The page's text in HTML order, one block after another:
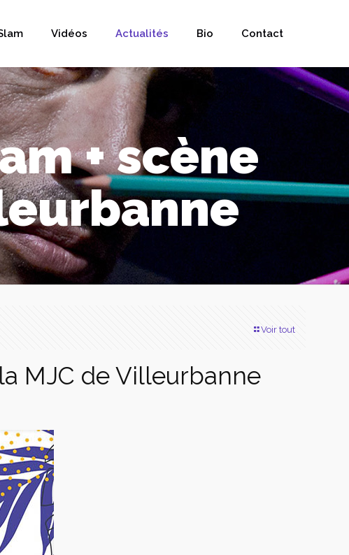
Vidéos Actualités Bio Contact
+ scène
Voir tout
MJC de Villeurbanne